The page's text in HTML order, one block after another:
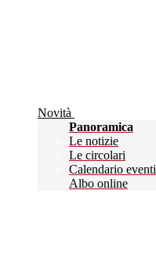
Novità
Panoramica
Le notizie
Le circolari
Calendario eventi
Albo online